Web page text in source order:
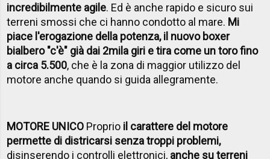
incredibilmente agile. Ed è anche rapido e sicuro sui
terreni smossi che ci hanno condotto al mare. Mi
piace l'erogazione della potenza, il nuovo boxer
bialbero "c'è" già dai 2mila giri e tira come un toro fino
a circa 5.500, che è la zona di maggior utilizzo del
motore anche quando si guida allegramente.
MOTORE UNICO Proprio il carattere del motore
permette di districarsi senza troppi problemi,
disinserendo i controlli elettronici, anche su terreni